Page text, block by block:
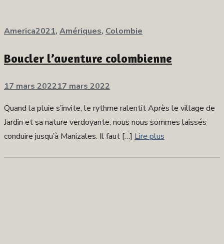
America2021, Amériques, Colombie
Boucler l’aventure colombienne
Publié
17 mars 202217 mars 2022
Quand la pluie s’invite, le rythme ralentit Après le village de
Jardin et sa nature verdoyante, nous nous sommes laissés
conduire jusqu’à Manizales. Il faut […] Lire plus